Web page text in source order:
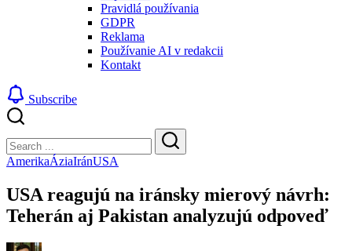
Pravidlá používania
GDPR
Reklama
Používanie AI v redakcii
Kontakt
Subscribe
Search
Search
AmerikaÁziaIránUSA
USA reagujú na iránsky mierový návrh:
Teherán aj Pakistan analyzujú odpoveď